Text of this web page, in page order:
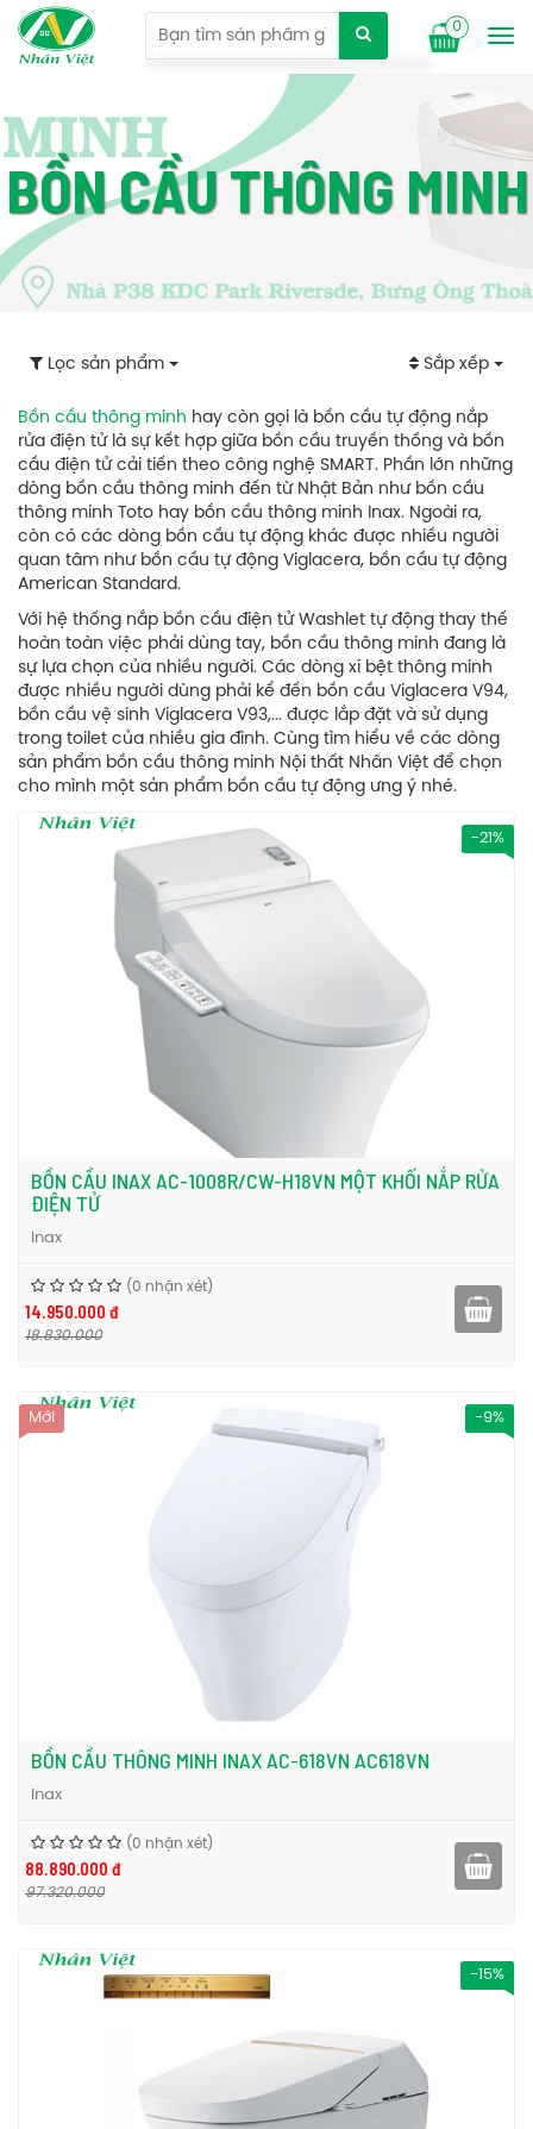
0
BỒN CẦU THÔNG MINH
Lọc sản phẩm Sắp xếp
Bồn cầu thông minh hay còn gọi là bồn cầu tự động nắp
rửa điện tử là sự kết hợp giữa bồn cầu truyền thống và bồn
cầu điện tử cải tiến theo công nghệ SMART. Phần lớn những
dòng bồn cầu thông minh đến từ Nhật Bản như bồn cầu
thông minh Toto hay bồn cầu thông minh Inax. Ngoài ra,
còn có các dòng bồn cầu tự động khác được nhiều người
quan tâm như bồn cầu tự động Viglacera, bồn cầu tự động
American Standard.
Với hệ thống nắp bồn cầu điện tử Washlet tự động thay thế
hoàn toàn việc phải dùng tay, bồn cầu thông minh đang là
sự lựa chọn của nhiều người. Các dòng xí bệt thông minh
được nhiều người dùng phải kể đến bồn cầu Viglacera V94,
bồn cầu vệ sinh Viglacera V93,... được lắp đặt và sử dụng
trong toilet của nhiều gia đình. Cùng tìm hiểu về các dòng
sản phẩm bồn cầu thông minh Nội thất Nhân Việt để chọn
cho mình một sản phẩm bồn cầu tự động ưng ý nhé.
-21%
BỒN CẦU INAX AC-1008R/CW-H18VN MỘT KHỐI NẮP RỬA
ĐIỆN TỬ
Inax
(0 nhận xét)
14.950.000 đ
18.830.000
-9%
Mới
BỒN CẦU THÔNG MINH INAX AC-618VN AC618VN
Inax
(0 nhận xét)
88.890.000 đ
97.320.000
-15%